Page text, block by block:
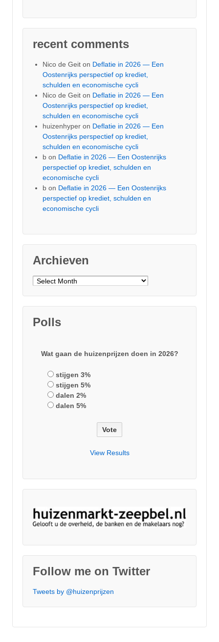
recent comments
Nico de Geit on Deflatie in 2026 — Een
Oostenrijks perspectief op krediet,
schulden en economische cycli
Nico de Geit on Deflatie in 2026 — Een
Oostenrijks perspectief op krediet,
schulden en economische cycli
huizenhyper on Deflatie in 2026 — Een
Oostenrijks perspectief op krediet,
schulden en economische cycli
b on Deflatie in 2026 — Een Oostenrijks
perspectief op krediet, schulden en
economische cycli
b on Deflatie in 2026 — Een Oostenrijks
perspectief op krediet, schulden en
economische cycli
Archieven
Archieven
Polls
Wat gaan de huizenprijzen doen in 2026?
stijgen 3%
stijgen 5%
dalen 2%
dalen 5%
View Results
Follow me on Twitter
Tweets by @huizenprijzen